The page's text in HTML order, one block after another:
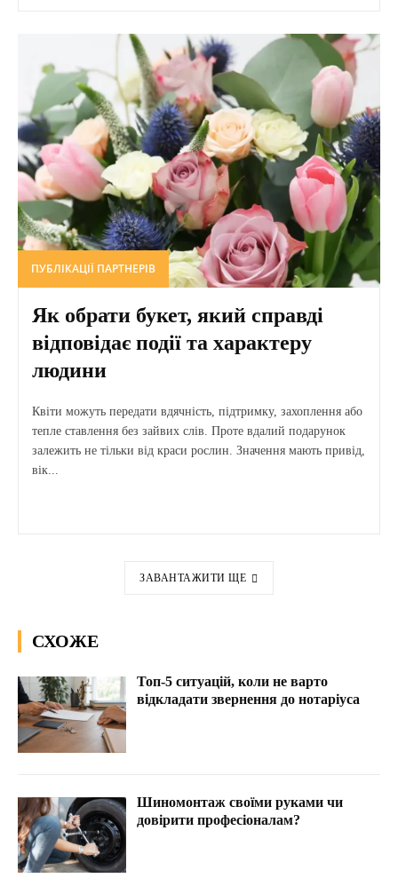
ПУБЛІКАЦІЇ ПАРТНЕРІВ
Як обрати букет, який справді
відповідає події та характеру
людини
Квіти можуть передати вдячність, підтримку, захоплення або
тепле ставлення без зайвих слів. Проте вдалий подарунок
залежить не тільки від краси рослин. Значення мають привід,
вік...
ЗАВАНТАЖИТИ ЩЕ
СХОЖЕ
Топ-5 ситуацій, коли не варто
відкладати звернення до нотаріуса
Шиномонтаж своїми руками чи
довірити професіоналам?